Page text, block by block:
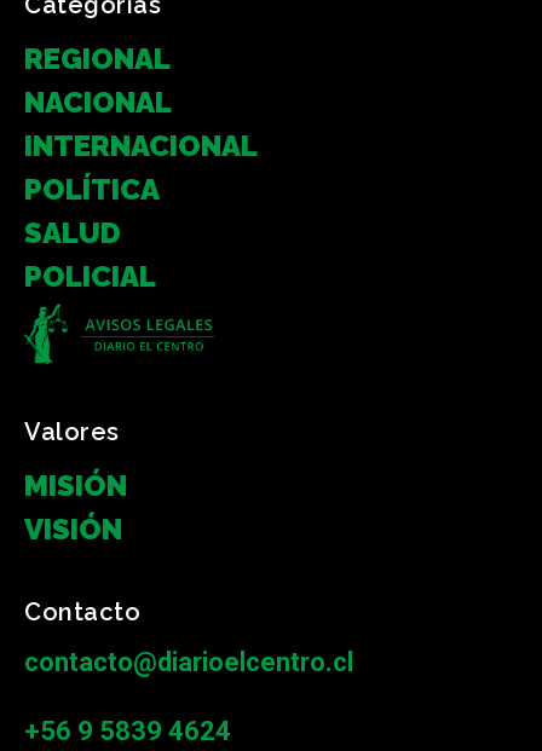
REGIONAL
NACIONAL
INTERNACIONAL
POLÍTICA
SALUD
POLICIAL
Valores
MISIÓN
VISIÓN
Contacto
contacto@diarioelcentro.cl
+56 9 5839 4624